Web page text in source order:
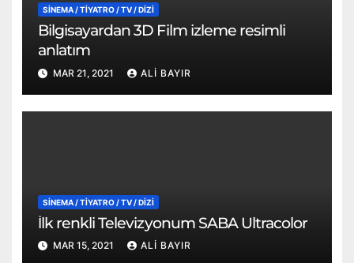
SİNEMA / TİYATRO / TV / DİZİ
Bilgisayardan 3D Film izleme resimli
anlatım
MAR 21, 2021 ALI BAYIR
SİNEMA / TİYATRO / TV / DİZİ
İlk renkli Televizyonum SABA Ultracolor
MAR 15, 2021 ALI BAYIR